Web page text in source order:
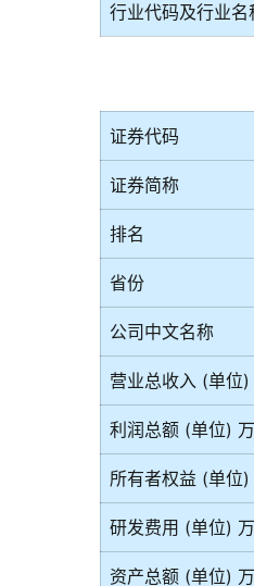
行业代码及行业名
证券代码
证券简称
排名
省份
公司中文名称
营业总收入 (单位
利润总额 (单位)
所有者权益 (单位
研发费用 (单位)
资产总额 (单位)